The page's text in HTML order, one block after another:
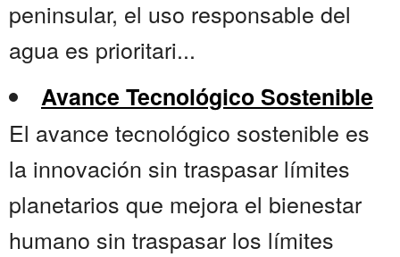
peninsular, el uso responsable del
agua es prioritari...
Avance Tecnológico Sostenible
El avance tecnológico sostenible es
la innovación sin traspasar límites
planetarios que mejora el bienestar
humano sin traspasar los límites